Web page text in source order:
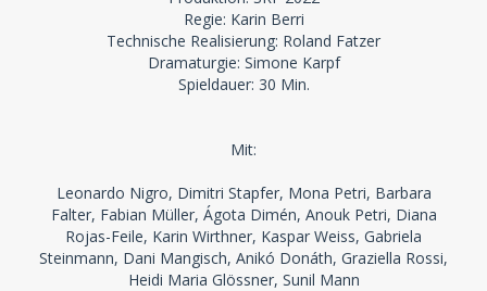
Regie: Karin Berri
Technische Realisierung: Roland Fatzer
Dramaturgie: Simone Karpf
Spieldauer: 30 Min.
Mit:
Leonardo Nigro, Dimitri Stapfer, Mona Petri, Barbara
Falter, Fabian Müller, Ágota Dimén, Anouk Petri, Diana
Rojas-Feile, Karin Wirthner, Kaspar Weiss, Gabriela
Steinmann, Dani Mangisch, Anikó Donáth, Graziella Rossi,
Heidi Maria Glössner, Sunil Mann